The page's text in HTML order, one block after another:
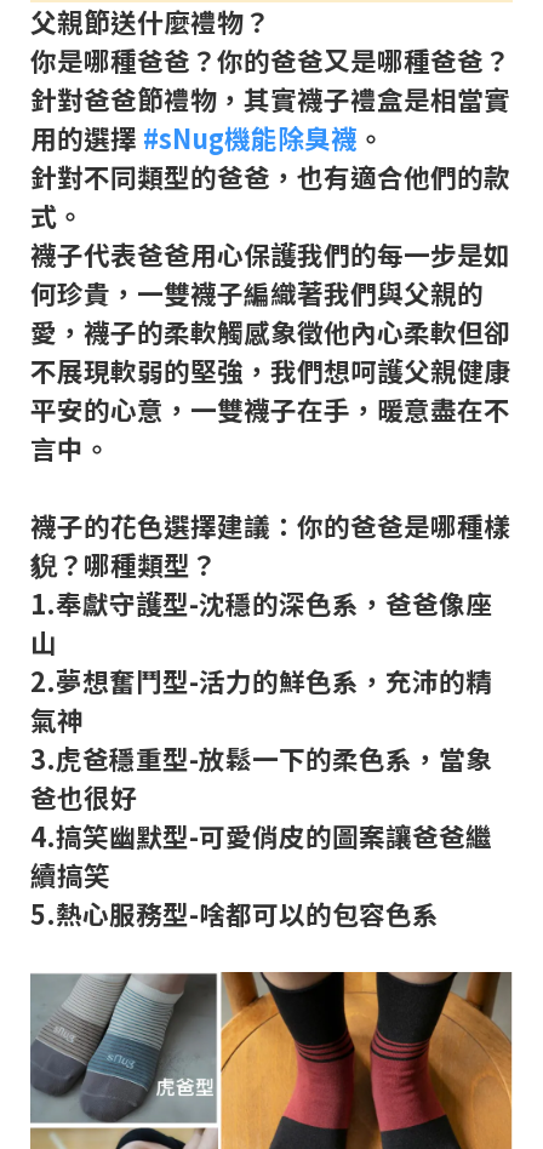
父親節送什麼禮物？
你是哪種爸爸？你的爸爸又是哪種爸爸？
針對爸爸節禮物，其實襪子禮盒是相當實
用的選擇 #sNug機能除臭襪 。
針對不同類型的爸爸，也有適合他們的款
式。
襪子代表爸爸用心保護我們的每一步是如
何珍貴，一雙襪子編織著我們與父親的
愛，襪子的柔軟觸感象徵他內心柔軟但卻
不展現軟弱的堅強，我們想呵護父親健康
平安的心意，一雙襪子在手，暖意盡在不
言中。
襪子的花色選擇建議：你的爸爸是哪種樣
貎？哪種類型？
1.奉獻守護型-沈穩的深色系，爸爸像座
山
2.夢想奮鬥型-活力的鮮色系，充沛的精
氣神
3.虎爸穩重型-放鬆一下的柔色系，當象
爸也很好
4.搞笑幽默型-可愛俏皮的圖案讓爸爸繼
續搞笑
5.熱心服務型-啥都可以的包容色系